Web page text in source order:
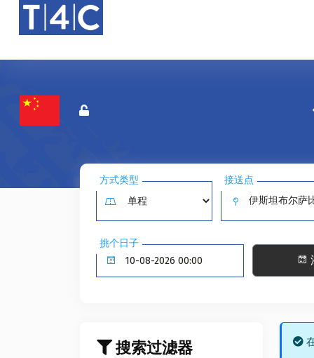
方式类型
接送点
伊斯坦布尔萨
挑个日子
搜索过滤器